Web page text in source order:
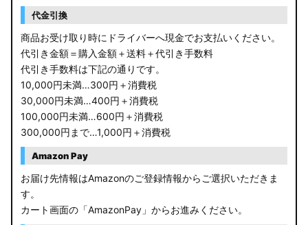
RP6/7 ステップワゴン
RP1/2 RP3/4 ステップワゴン/スパーダ
RK5/6 ステップワゴンスパーダ
RC1/2 オデッセイ
GB5〜8 フリード
GR フィット
GP5/6 GK3〜6 フィット
MK53S スペーシアカスタム
代金引換
商品お受け取り時にドライバーへ現金でお支払いください。
代引き金額＝購入金額＋送料＋代引き手数料
代引き手数料は下記の通りです。
10,000円未満…300円＋消費税
30,000円未満…400円＋消費税
100,000円未満…600円＋消費税
300,000円まで…1,000円＋消費税
Amazon Pay
お届け先情報はAmazonのご登録情報からご選択いただきま
す。
カート画面の「AmazonPay」からお進みください。